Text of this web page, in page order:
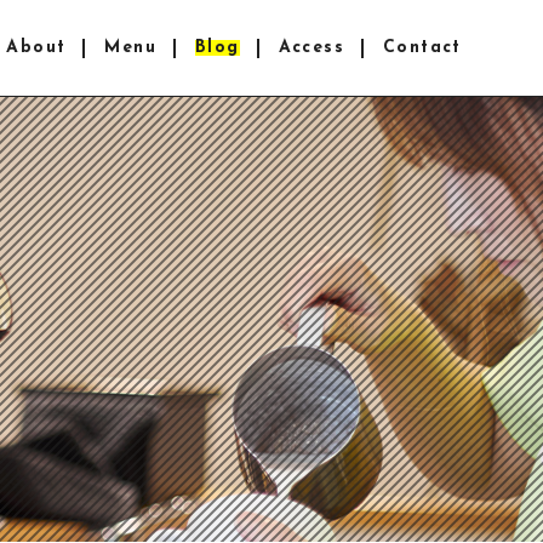
About Menu Blog Access Contact